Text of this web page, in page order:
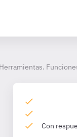
Con